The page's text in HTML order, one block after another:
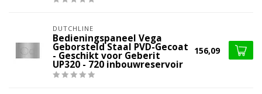
DUTCHLINE
Bedieningspaneel Vega
Geborsteld Staal PVD-Gecoat
- Geschikt voor Geberit
UP320 - 720 inbouwreservoir
156,09